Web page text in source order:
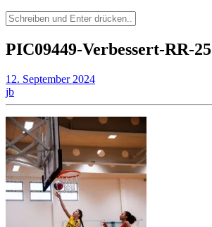
Suchen
nach:
PIC09449-Verbessert-RR-25
12. September 2024
jb